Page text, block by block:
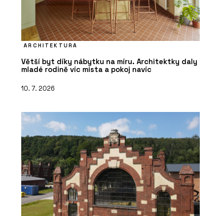
ARCHITEKTURA
Větší byt díky nábytku na míru. Architektky daly
mladé rodině víc místa a pokoj navíc
10. 7. 2026